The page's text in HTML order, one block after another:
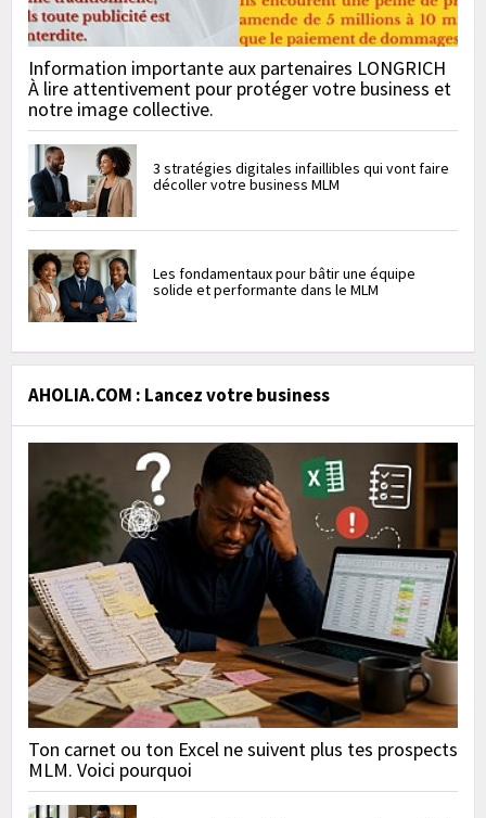
Information importante aux partenaires LONGRICH
À lire attentivement pour protéger votre business et
notre image collective.
3 stratégies digitales infaillibles qui vont faire
décoller votre business MLM
Les fondamentaux pour bâtir une équipe
solide et performante dans le MLM
AHOLIA.COM : Lancez votre business
Ton carnet ou ton Excel ne suivent plus tes prospects
MLM. Voici pourquoi